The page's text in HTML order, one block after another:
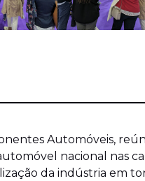
Automóveis,
nacional nas
da indústria em